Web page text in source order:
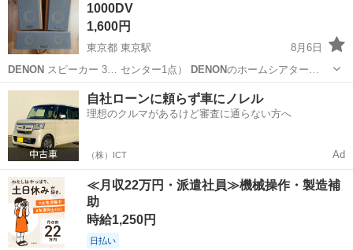
1000DV
1,600円
東京都 東京駅
8月6日
DENON スピーカー 3… センター1点） DENONのホームシアター…
東京 渋谷区 東京駅 オーディオ
自社ローンに頼らず車にノレル
理想のクルマがあるけど審査に通らない方へ
（株）ICT Ad
≪月収22万円・派遣社員≫機械操作・製造補
助
時給1,250円
日払い